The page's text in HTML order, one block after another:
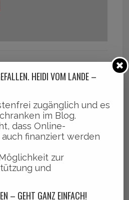
, Neugestaltung Serrahnstr
HEIDI VOM LANDE –
zugänglich und es
im Blog.
dass Online-
finanziert werden
zur
und
– GEHT GANZ EINFACH!